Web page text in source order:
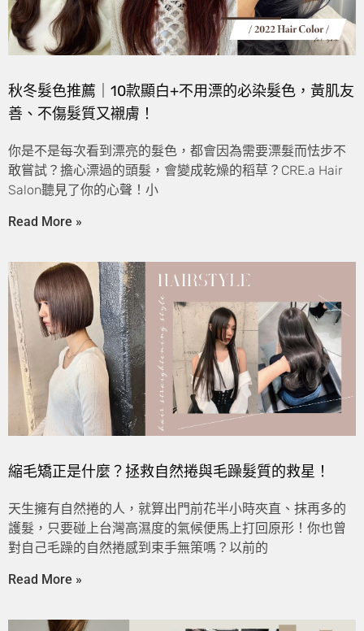
秋冬髮色推薦｜10款顯白+不用漂的必染髮色，黃肌友
善、不傷髮質又襯膚！
你是不是每次看到漂亮的髮色，都會因為需要漂髮而怯步不
敢嘗試？擔心漂過的頭髮，會變成乾燥的稻草？CRE.a Hair
Salon聽見了你的心聲！小
Read More »
縮毛矯正是什麼？拯救自然捲與毛躁髮質的救星！
天生擁有自然捲的人，就算出門前花半小時夾直、抹再多的
護髮，只要碰上台灣高濕度的氣候便馬上打回原形！你也曾
對自己毛躁的自然捲感到束手無策嗎？以前的
Read More »